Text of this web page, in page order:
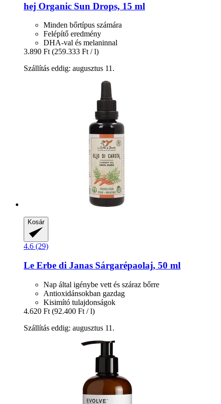
hej Organic Sun Drops, 15 ml
Minden bőrtípus számára
Felépítő eredmény
DHA-val és melaninnal
3.890 Ft (259.333 Ft / l)
Szállítás eddig: augusztus 11.
Kosár
4.6 (29)
Le Erbe di Janas Sárgarépaolaj, 50 ml
Nap által igénybe vett és száraz bőrre
Antioxidánsokban gazdag
Kisimító tulajdonságok
4.620 Ft (92.400 Ft / l)
Szállítás eddig: augusztus 11.